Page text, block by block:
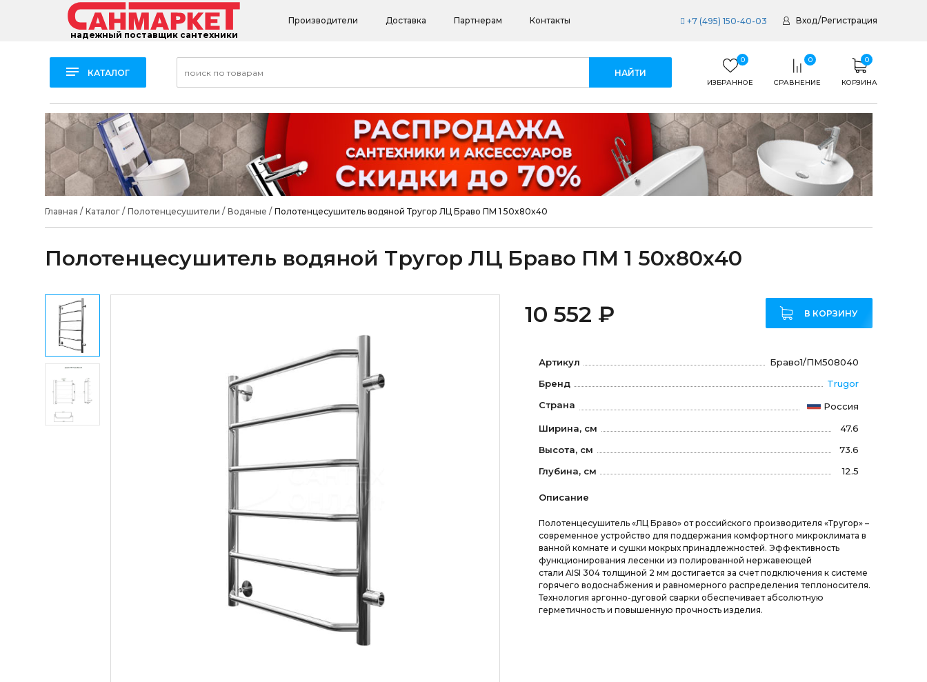
надежный поставщик сантехники
Производители Доставка Партнерам Контакты +7 (495) 150-40-03 Вход/Регистрация
КАТАЛОГ
0
ИЗБРАННОЕ
0
СРАВНЕНИЕ
0
КОРЗИНА
Главная / Каталог/ Полотенцесушители / Водяные / Полотенцесушитель водяной Тругор ЛЦ Браво ПМ 1 50x80x40
Полотенцесушитель водяной Тругор ЛЦ Браво ПМ 1 50x80x40
10 552 ₽ В КОРЗИНУ
Артикул
Браво1/ПМ508040
Бренд
Trugor
Страна
Россия
Ширина, см
47.6
Высота, см
73.6
Глубина, см
12.5
Описание
Полотенцесушитель «ЛЦ Браво» от российского производителя «Тругор» –
современное устройство для поддержания комфортного микроклимата в
ванной комнате и сушки мокрых принадлежностей. Эффективность
функционирования лесенки из полированной нержавеющей
стали AISI 304 толщиной 2 мм достигается за счет подключения к системе
горячего водоснабжения и равномерного распределения теплоносителя.
Технология аргонно-дуговой сварки обеспечивает абсолютную
герметичность и повышенную прочность изделия.